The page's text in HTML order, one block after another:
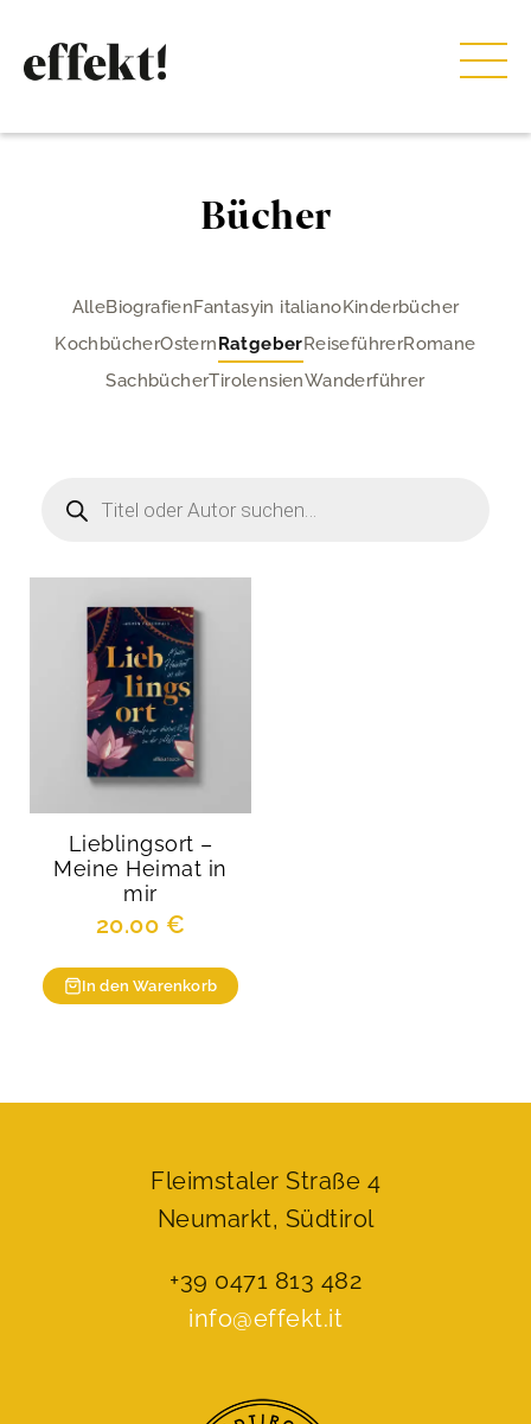
Bücher
AlleBiografienFantasyin italianoKinderbücher
KochbücherOsternRatgeberReiseführerRomane
SachbücherTirolensienWanderführer
search
Lieblingsort –
Meine Heimat in
mir
20.00 €
In den Warenkorb
Fleimstaler Straße 4
Neumarkt, Südtirol
+39 0471 813 482
info@effekt.it